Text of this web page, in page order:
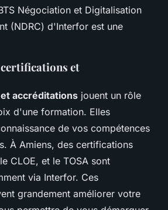
Négociation et Digitalisation
(NDRC) d'Interfor est une
et
accréditations jouent un rôle
d'une formation. Elles
de vos compétences
À Amiens, des certifications
CLOE, et le TOSA sont
via Interfor. Ces
grandement améliorer votre